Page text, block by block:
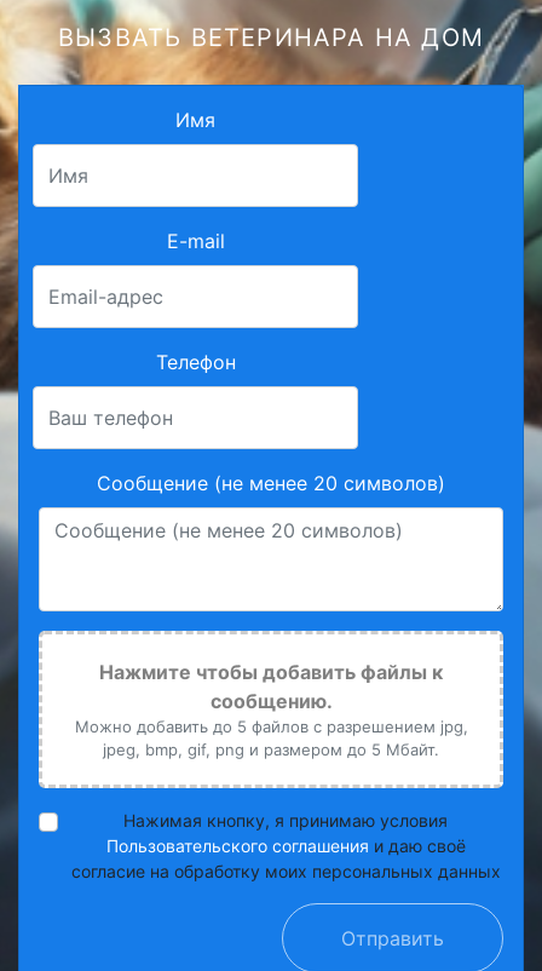
ВЫЗВАТЬ ВЕТЕРИНАРА НА ДОМ
Имя
E-mail
Телефон
Сообщение (не менее 20 символов)
Нажмите чтобы добавить файлы к
сообщению.
Можно добавить до 5 файлов с разрешением jpg,
jpeg, bmp, gif, png и размером до 5 Мбайт.
Нажимая кнопку, я принимаю условия
Пользовательского соглашения и даю своё
согласие на обработку моих персональных данных
Отправить